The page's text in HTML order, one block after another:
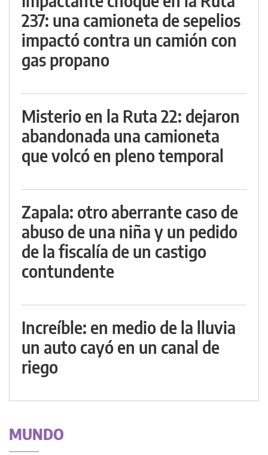
237: una camioneta de sepelios
impactó contra un camión con
gas propano
Misterio en la Ruta 22: dejaron
abandonada una camioneta
que volcó en pleno temporal
Zapala: otro aberrante caso de
abuso de una niña y un pedido
de la fiscalía de un castigo
contundente
Increíble: en medio de la lluvia
un auto cayó en un canal de
riego
MUNDO